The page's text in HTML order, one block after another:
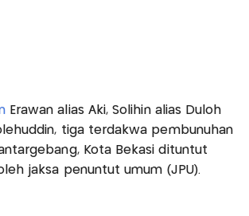
Erawan alias Aki, Solihin alias Duloh
tiga terdakwa pembunuhan
Kota Bekasi dituntut
jaksa penuntut umum (JPU).